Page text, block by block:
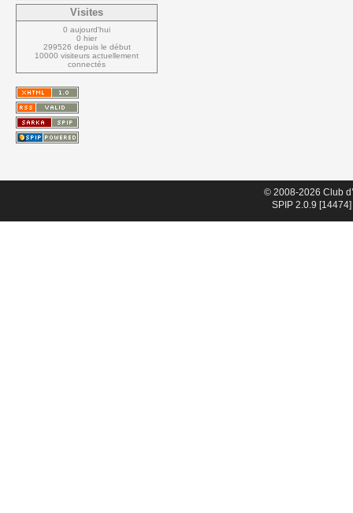
Visites
0 aujourd'hui
0 hier
299526 depuis le début
10000 visiteurs actuellement
connectés
© 2008-2026 Club
SPIP 2.0.9 [14474]